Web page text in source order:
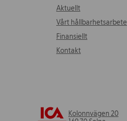
Aktuellt
Vårt hållbarhetsarbete
Finansiellt
Kontakt
Kolonnvägen 20